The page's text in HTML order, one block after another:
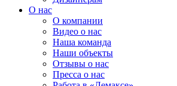
О нас
О компании
Видео о нас
Наша команда
Наши объекты
Отзывы о нас
Пресса о нас